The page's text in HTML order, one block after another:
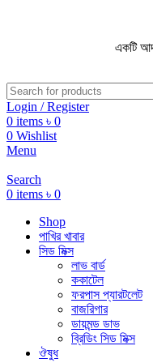
একটি
Login / Register
0 items ৳ 0
0 Wishlist
Menu
Search
0 items ৳ 0
Shop
পাখির খাবার
সিড মিক্স
লাভ বার্ড
ককাটেল
ফরপাস প্যারটলেট
বাজরিগার
ডায়মন্ড ডাভ
ব্রিডিং সিড মিক্স
ঔষুধ